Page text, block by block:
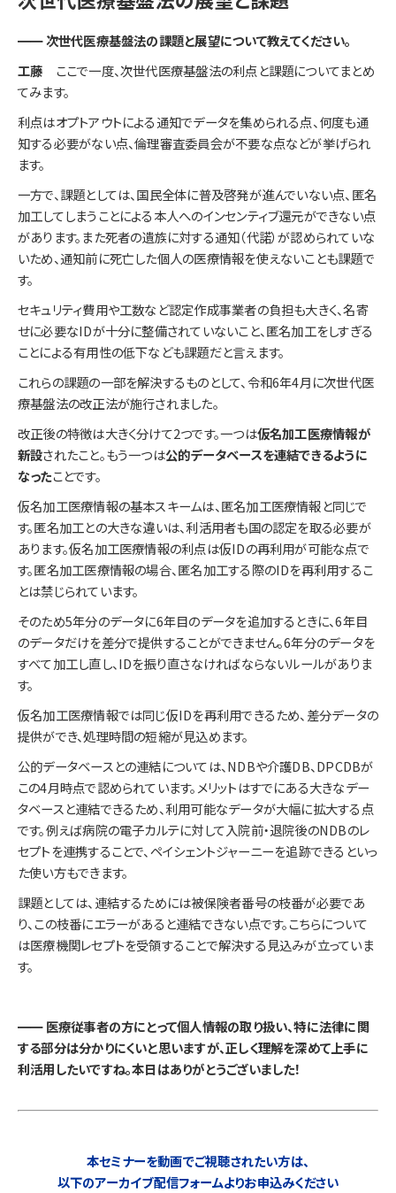
━━ 次世代医療基盤法の課題と展望について教えてください。
工藤​​​​​​​ ここで一度、次世代医療基盤法の利点と課題についてまとめ
てみます。
利点はオプトアウトによる通知でデータを集められる点、何度も通
知する必要がない点、倫理審査委員会が不要な点などが挙げられ
ます。
一方で、課題としては、国民全体に普及啓発が進んでいない点、匿名
加工してしまうことによる本人へのインセンティブ還元ができない点
があります。また死者の遺族に対する通知（代諾）が認められていな
いため、通知前に死亡した個人の医療情報を使えないことも課題で
す。
セキュリティ費用や工数など認定作成事業者の負担も大きく、名寄
せに必要なIDが十分に整備されていないこと、匿名加工をしすぎる
ことによる有用性の低下なども課題だと言えます。
これらの課題の一部を解決するものとして、令和6年4月に次世代医
療基盤法の改正法が施行されました。
改正後の特徴は大きく分けて2つです。一つは仮名加工医療情報が
新設されたこと。もう一つは公的データベースを連結できるように
なったことです。
仮名加工医療情報の基本スキームは、匿名加工医療情報と同じで
す。匿名加工との大きな違いは、利活用者も国の認定を取る必要が
あります。仮名加工医療情報の利点は仮IDの再利用が可能な点で
す。匿名加工医療情報の場合、匿名加工する際のIDを再利用するこ
とは禁じられています。
そのため5年分のデータに6年目のデータを追加するときに、6年目
のデータだけを差分で提供することができません。6年分のデータを
すべて加工し直し、IDを振り直さなければならないルールがありま
す。
仮名加工医療情報では同じ仮IDを再利用できるため、差分データの
提供ができ、処理時間の短縮が見込めます。
公的データベースとの連結については、NDBや介護DB、DPCDBが
この4月時点で認められています。メリットはすでにある大きなデー
タベースと連結できるため、利用可能なデータが大幅に拡大する点
です。例えば病院の電子カルテに対して入院前・退院後のNDBのレ
セプトを連携することで、ペイシェントジャーニーを追跡できるといっ
た使い方もできます。
課題としては、連結するためには被保険者番号の枝番が必要であ
り、この枝番にエラーがあると連結できない点です。こちらについて
は医療機関レセプトを受領することで解決する見込みが立っていま
す。
━━ 医療従事者の方にとって個人情報の取り扱い、特に法律に関
する部分は分かりにくいと思いますが、正しく理解を深めて上手に
利活用したいですね。本日はありがとうございました！
本セミナーを動画でご視聴されたい方は、
以下のアーカイブ配信フォームよりお申込みください